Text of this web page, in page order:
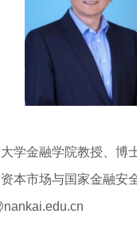
学金融学院教授、博
本市场与国家金融安